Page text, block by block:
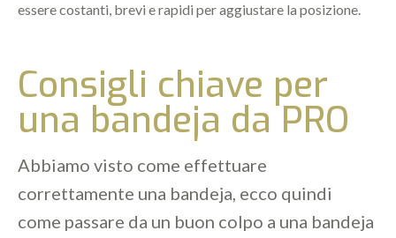
essere costanti, brevi e rapidi per aggiustare la posizione.
Consigli chiave per
una bandeja da PRO
Abbiamo visto come effettuare
correttamente una bandeja, ecco quindi
come passare da un buon colpo a una bandeja